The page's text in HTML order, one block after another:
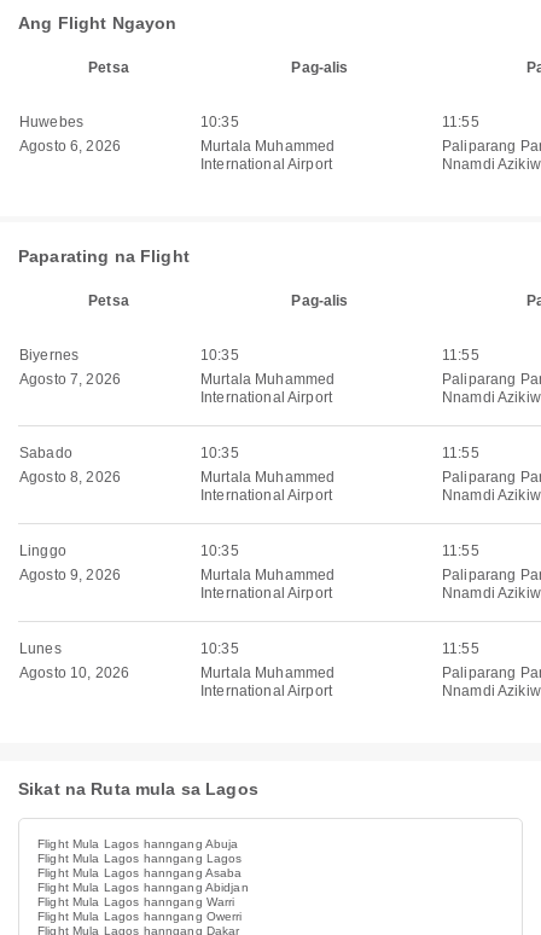
Ang Flight Ngayon
Petsa Pag-alis
Huwebes
Agosto 6, 2026
10:35
Murtala Muhammed
International Airport
11:55
Paliparang
Nnamdi
Paparating na Flight
Petsa Pag-alis
Biyernes
Agosto 7, 2026
10:35
Murtala Muhammed
International Airport
11:55
Paliparang
Nnamdi
Sabado
Agosto 8, 2026
10:35
Murtala Muhammed
International Airport
11:55
Paliparang
Nnamdi
Linggo
Agosto 9, 2026
10:35
Murtala Muhammed
International Airport
11:55
Paliparang
Nnamdi
Lunes
Agosto 10, 2026
10:35
Murtala Muhammed
International Airport
11:55
Paliparang
Nnamdi
Sikat na Ruta mula sa Lagos
Flight Mula Lagos hanngang Abuja
Flight Mula Lagos hanngang Lagos
Flight Mula Lagos hanngang Asaba
Flight Mula Lagos hanngang Abidjan
Flight Mula Lagos hanngang Warri
Flight Mula Lagos hanngang Owerri
Flight Mula Lagos hanngang Dakar